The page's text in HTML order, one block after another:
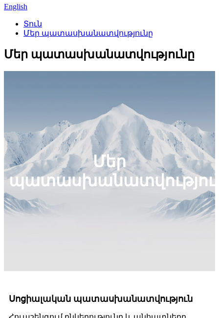
English
Տուն
Մեր պատասխանատվությունը
Մեր պատասխանատվությունը
Մեր
Սոցիալական պատասխանատվություն